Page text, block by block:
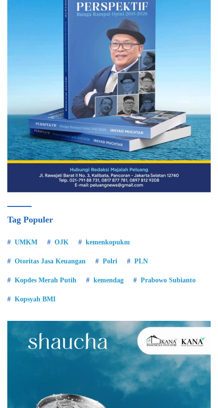
Tag Populer
UMKM OJK kemenkopukm
Otoritas Jasa Keuangan Polri PLN
Kopdes Merah Putih kemendag Prabowo Subianto
Kopsyah BMI